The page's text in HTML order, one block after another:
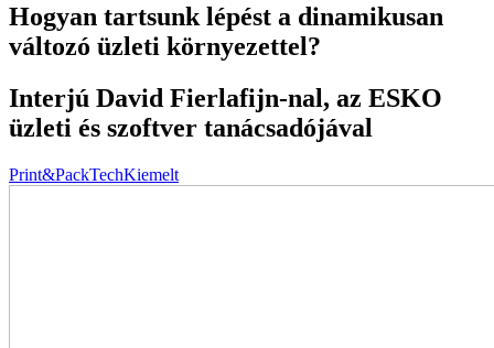
Hogyan tartsunk lépést a dinamikusan
változó üzleti környezettel?
Interjú David Fierlafijn-nal, az ESKO
üzleti és szoftver tanácsadójával
Print&PackTechKiemelt